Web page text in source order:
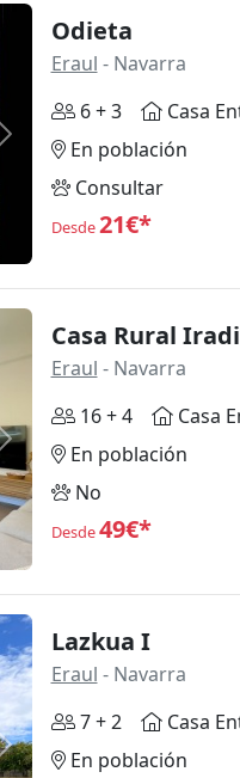
Siguiente
Odieta
Eraul - Navarra
6 + 3
Casa
En población
Consultar
Desde21€*
Siguiente
Casa Rural
Eraul - Navarra
16 + 4
Casa
En población
No
Desde49€*
Siguiente
Lazkua I
Eraul - Navarra
7 + 2
Casa
En población